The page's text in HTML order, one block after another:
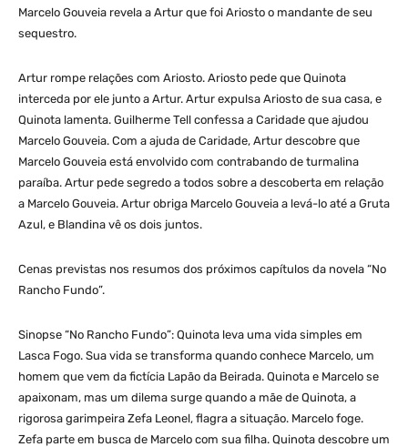
Marcelo Gouveia revela a Artur que foi Ariosto o mandante de seu
sequestro.
Artur rompe relações com Ariosto. Ariosto pede que Quinota
interceda por ele junto a Artur. Artur expulsa Ariosto de sua casa, e
Quinota lamenta. Guilherme Tell confessa a Caridade que ajudou
Marcelo Gouveia. Com a ajuda de Caridade, Artur descobre que
Marcelo Gouveia está envolvido com contrabando de turmalina
paraíba. Artur pede segredo a todos sobre a descoberta em relação
a Marcelo Gouveia. Artur obriga Marcelo Gouveia a levá-lo até a Gruta
Azul, e Blandina vê os dois juntos.
Cenas previstas nos resumos dos próximos capítulos da novela “No
Rancho Fundo”.
Sinopse “No Rancho Fundo”: Quinota leva uma vida simples em
Lasca Fogo. Sua vida se transforma quando conhece Marcelo, um
homem que vem da fictícia Lapão da Beirada. Quinota e Marcelo se
apaixonam, mas um dilema surge quando a mãe de Quinota, a
rigorosa garimpeira Zefa Leonel, flagra a situação. Marcelo foge.
Zefa parte em busca de Marcelo com sua filha. Quinota descobre um